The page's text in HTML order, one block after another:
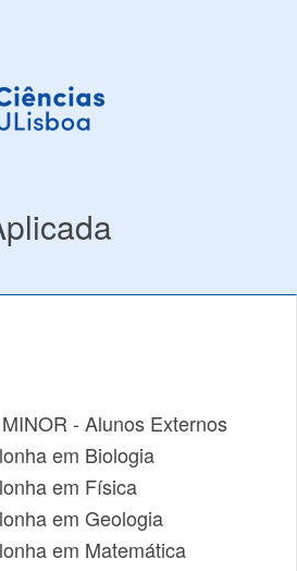
- Alunos Externos
em Biologia
em Física
em Geologia
em Matemática